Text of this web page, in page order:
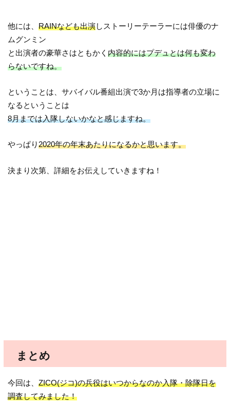
他には、RAINなども出演しストーリーテーラーには俳優のナ
ムグンミン
と出演者の豪華さはともかく内容的にはプデュとは何も変わ
らないですね。
ということは、サバイバル番組出演で3か月は指導者の立場に
なるということは
8月までは入隊しないかなと感じますね。
やっぱり2020年の年末あたりになるかと思います。
決まり次第、詳細をお伝えしていきますね！
まとめ
今回は、ZICO(ジコ)の兵役はいつからなのか入隊・除隊日を
調査してみました！